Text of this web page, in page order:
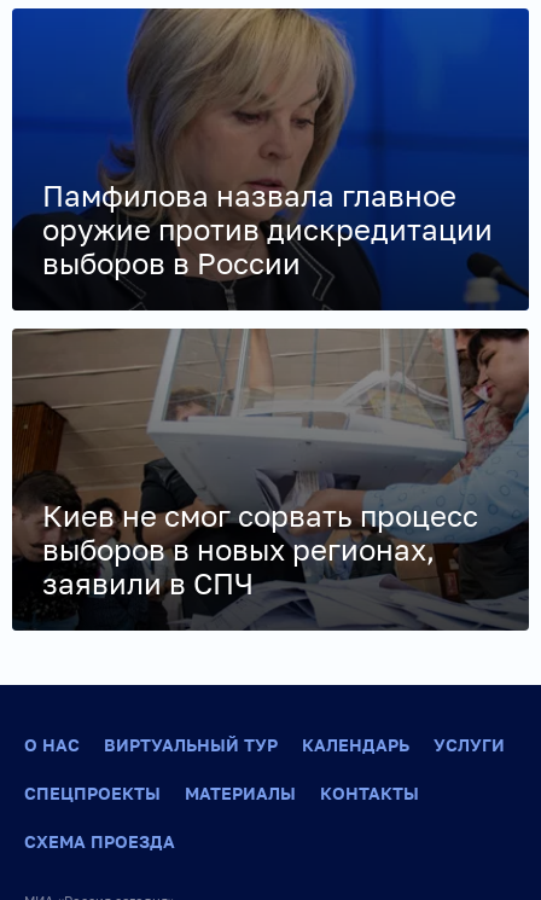
Памфилова назвала главное
оружие против дискредитации
выборов в России
Киев не смог сорвать процесс
выборов в новых регионах,
заявили в СПЧ
О НАС ВИРТУАЛЬНЫЙ ТУР КАЛЕНДАРЬ УСЛУГИ
СПЕЦПРОЕКТЫ МАТЕРИАЛЫ КОНТАКТЫ
СХЕМА ПРОЕЗДА